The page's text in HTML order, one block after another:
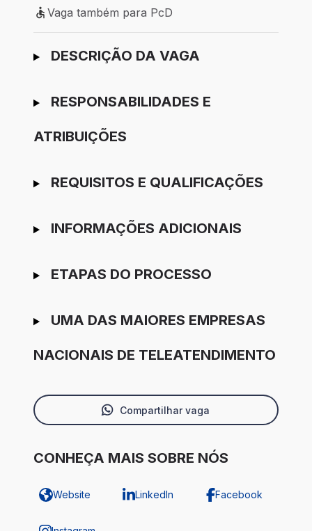
Vaga também para PcD
Vaga também para PcD
Ir para candidatura
DESCRIÇÃO DA VAGA
RESPONSABILIDADES E
ATRIBUIÇÕES
REQUISITOS E QUALIFICAÇÕES
INFORMAÇÕES ADICIONAIS
ETAPAS DO PROCESSO
UMA DAS MAIORES EMPRESAS
NACIONAIS DE TELEATENDIMENTO
Compartilhar vaga
CONHEÇA MAIS SOBRE NÓS
Website LinkedIn Facebook